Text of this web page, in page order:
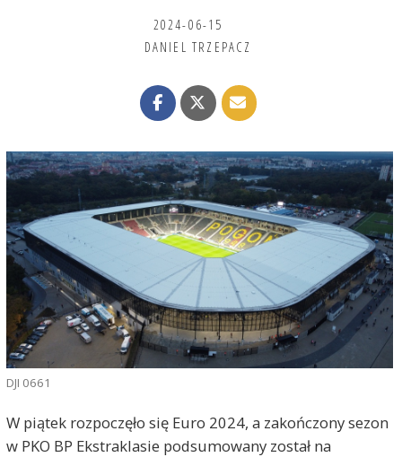
2024-06-15
DANIEL TRZEPACZ
DJI 0661
W piątek rozpoczęło się Euro 2024, a zakończony sezon
w PKO BP Ekstraklasie podsumowany został na